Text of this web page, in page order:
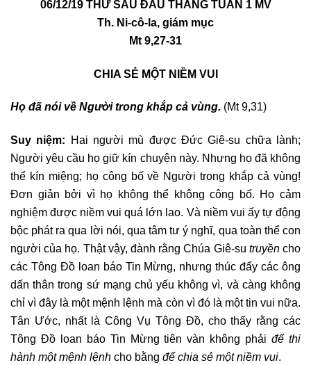
06/12/19 THỨ SÁU ĐẦU THÁNG TUẦN 1 MV
Th. Ni-cô-la, giám mục
Mt 9,27-31
CHIA SẺ MỘT NIỀM VUI
Họ đã nói về Người trong khắp cả vùng. (Mt 9,31)
Suy niệm: Hai người mù được Đức Giê-su chữa lành;
Người yêu cầu họ giữ kín chuyện này. Nhưng họ đã không
thể kín miệng; họ công bố về Người trong khắp cả vùng!
Đơn giản bởi vì họ không thể không công bố. Họ cảm
nghiệm được niềm vui quá lớn lao. Và niềm vui ấy tự động
bộc phát ra qua lời nói, qua tâm tư ý nghĩ, qua toàn thể con
người của họ. Thật vậy, đành rằng Chúa Giê-su truyềncho
các Tông Đồ loan báo Tin Mừng, nhưng thúc đẩy các ông
dấn thân trong sứ mạng chủ yếu không vì, và càng không
chỉ vì đây là một mệnh lệnh mà còn vì đó là một tin vui nữa.
Tân Ước, nhất là Công Vụ Tông Đồ, cho thấy rằng các
Tông Đồ loan báo Tin Mừng tiên vàn không phảiđể thi
hành một mệnh lệnh cho bằng để chia sẻ một niềm vui.